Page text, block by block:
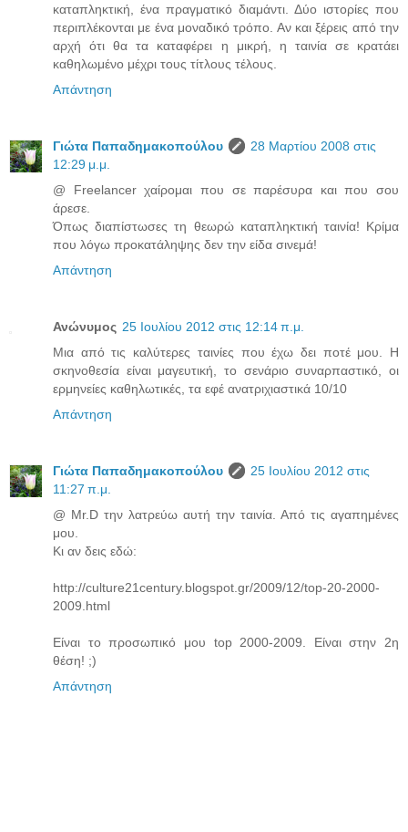
καταπληκτική, ένα πραγματικό διαμάντι. Δύο ιστορίες που
περιπλέκονται με ένα μοναδικό τρόπο. Αν και ξέρεις από την
αρχή ότι θα τα καταφέρει η μικρή, η ταινία σε κρατάει
καθηλωμένο μέχρι τους τίτλους τέλους.
Απάντηση
Γιώτα Παπαδημακοπούλου
28 Μαρτίου 2008 στις
12:29 μ.μ.
@ Freelancer χαίρομαι που σε παρέσυρα και που σου
άρεσε.
Όπως διαπίστωσες τη θεωρώ καταπληκτική ταινία! Κρίμα
που λόγω προκατάληψης δεν την είδα σινεμά!
Απάντηση
Ανώνυμος 25 Ιουλίου 2012 στις 12:14 π.μ.
Μια από τις καλύτερες ταινίες που έχω δει ποτέ μου. Η
σκηνοθεσία είναι μαγευτική, το σενάριο συναρπαστικό, οι
ερμηνείες καθηλωτικές, τα εφέ ανατριχιαστικά 10/10
Απάντηση
Γιώτα Παπαδημακοπούλου
25 Ιουλίου 2012 στις
11:27 π.μ.
@ Mr.D την λατρεύω αυτή την ταινία. Από τις αγαπημένες
μου.
Κι αν δεις εδώ:
http://culture21century.blogspot.gr/2009/12/top-20-2000-
2009.html
Είναι το προσωπικό μου top 2000-2009. Είναι στην 2η
θέση! ;)
Απάντηση